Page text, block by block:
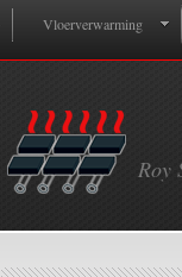
Vloerverwarming
Roy